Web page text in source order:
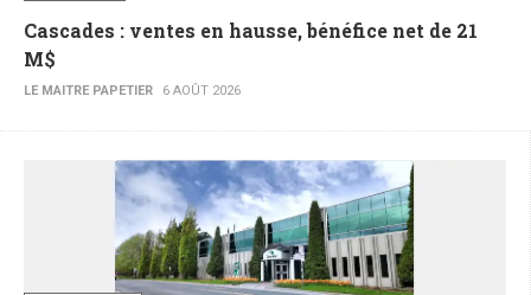
Cascades : ventes en hausse, bénéfice net de 21
M$
LE MAITRE PAPETIER 6 AOÛT 2026